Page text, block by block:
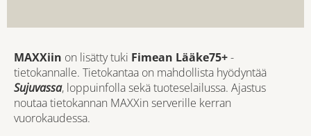
MAXXiin on lisätty tuki Fimean Lääke75+-
tietokannalle. Tietokantaa on mahdollista hyödyntää
Sujuvassa, loppuinfolla sekä tuoteselailussa. Ajastus
noutaa tietokannan MAXXin serverille kerran
vuorokaudessa.